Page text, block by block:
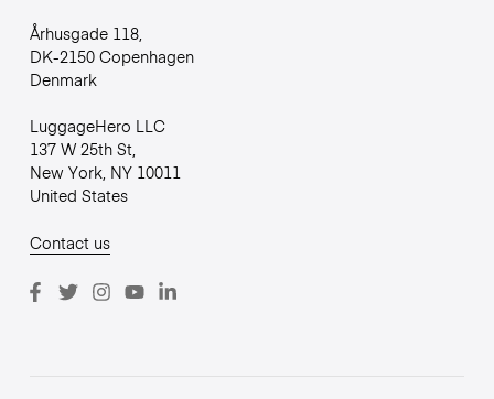
Århusgade 118,
DK-2150 Copenhagen
Denmark
LuggageHero LLC
137 W 25th St,
New York, NY 10011
United States
Contact us